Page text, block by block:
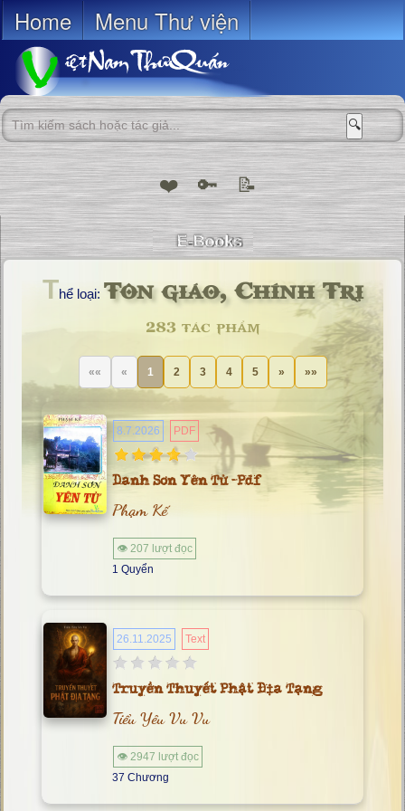
Home Menu Thư viện
🔍
❤️ 🔑 📝
Thể loại: Tôn giáo, Chính Trị
283 tác phẩm
«« « 1 2 3 4 5 » »»
8.7.2026 PDF
Danh Sơn Yên Tử -pdf
Phạm Kế
👁 207 lượt đọc
1 Quyển
26.11.2025 Text
Truyền Thuyết Phật Địa Tạng
Tiểu Yêu Vu Vu
👁 2947 lượt đọc
37 Chương